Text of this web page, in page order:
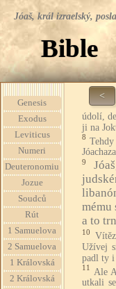
Jóaš, král izraelský,
Bible
Genesis
Exodus
Leviticus
Numeri
Deuteronomiu
Jozue
Soudců
Rút
1 Samuelova
2 Samuelova
1 Královská
2 Královská
<
údolí,
ji na
8
9
a to
10
Užívej
padl ty i
11 Ale
utkali